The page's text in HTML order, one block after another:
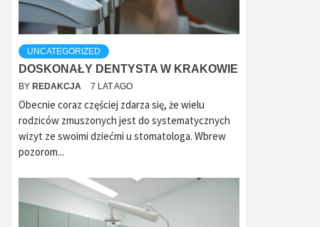
UNCATEGORIZED
DOSKONAŁY DENTYSTA W KRAKOWIE
BY REDAKCJA 7 LAT AGO
Obecnie coraz częściej zdarza się, że wielu
rodziców zmuszonych jest do systematycznych
wizyt ze swoimi dziećmi u stomatologa. Wbrew
pozorom...